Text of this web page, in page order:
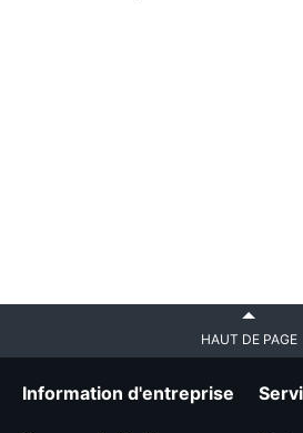
HAUT DE PAGE
Information d'entreprise